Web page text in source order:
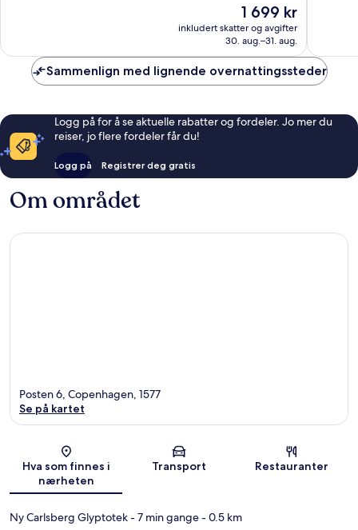
Prisen
1 699 kr
1 699 kr
inkludert skatter og avgifter
30. aug.–31. aug.
Sammenlign med lignende overnattingssteder
Logg på for å se aktuelle rabatter og fordeler. Jo mer du
reiser, jo flere fordeler får du!
Logg på Registrer deg gratis
Om området
Kart
Posten 6, Copenhagen, 1577
Se på kartet
Hva som finnes i
nærheten
Transport Restauranter
Ny Carlsberg Glyptotek- 7 min gange- 0.5 km